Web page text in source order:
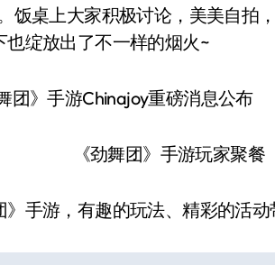
饭桌上大家积极讨论，美美自拍
绽放出了不一样的烟火~
《劲舞团》手游玩家聚餐
游，有趣的玩法、精彩的活动